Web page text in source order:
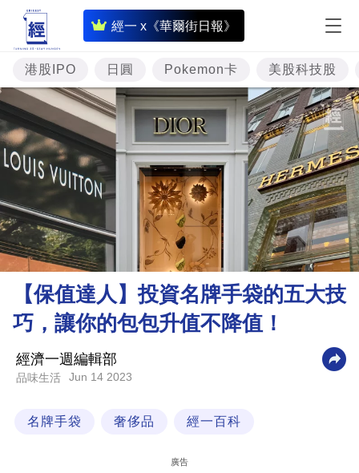
經一 x《華爾街日報》
即
時
財
經
專
投
資
市
理
財
商
業
科
港股IPO 日圓 Pokemon卡 美股科技股
【保值達人】投資名牌手袋的五大技
巧，讓你的包包升值不降值！
經濟一週編輯部
品味生活 Jun 14 2023
名牌手袋 奢侈品 經一百科
廣告